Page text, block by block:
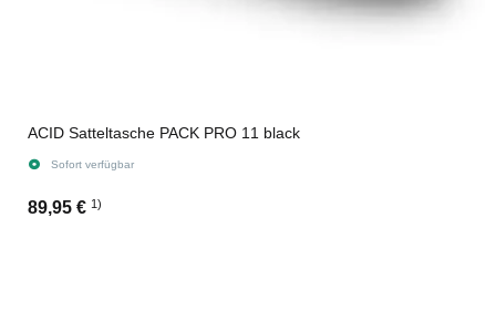
ACID Satteltasche PACK PRO 11 black
Sofort verfügbar
89,95 € 1)